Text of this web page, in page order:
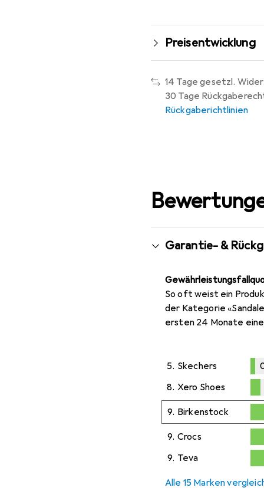
Preisentwicklung
14 Tage gesetzl.
30 Tage
Rückgaberichtlinien
Garantie- &
So oft weist ein
der Kategorie
ersten 24 Monate
5. Skechers
%
8. Xero Shoes
0,2%
9. Birkenstock
0,3%
9. Crocs
0,3%
9. Teva
Alle 15 Marken